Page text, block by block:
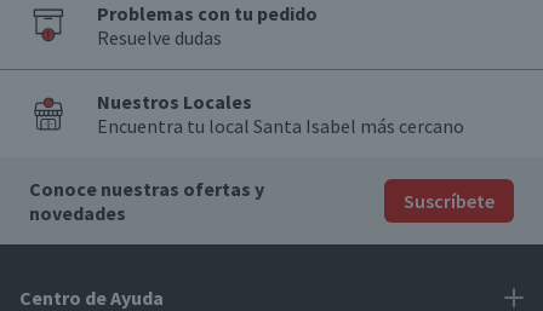
Problemas con tu pedido
Resuelve dudas
Nuestros Locales
Encuentra tu local Santa Isabel más cercano
Conoce nuestras ofertas y
novedades
Suscríbete
Centro de Ayuda